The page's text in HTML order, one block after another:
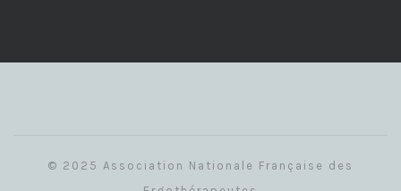
© 2025 Association Nationale Française des